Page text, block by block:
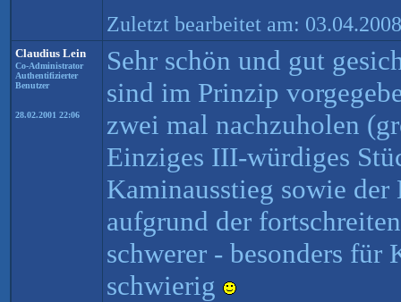
Zuletzt bearbeitet am:
Claudius Lein
Co-Administrator
Authentifizierter
Benutzer
28.02.2001 22:06
Sehr schön und gut
sind im Prinzip
zwei mal nachzuholen
Einziges III-würdiges
Kaminausstieg sowie
aufgrund der
schwerer - besonders für
schwierig